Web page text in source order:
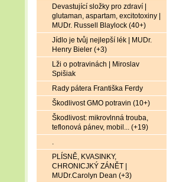
Devastující složky pro zdraví |
glutaman, aspartam, excitotoxiny |
MUDr. Russell Blaylock (40+)
Jídlo je tvůj nejlepší lék | MUDr.
Henry Bieler (+3)
Lži o potravinách | Miroslav
Spišiak
Rady pátera Františka Ferdy
Škodlivost GMO potravin (10+)
Škodlivost: mikrovlnná trouba,
teflonová pánev, mobil... (+19)
.
PLÍSNĚ, KVASINKY,
CHRONICJKÝ ZÁNĚT |
MUDr.Carolyn Dean (+3)